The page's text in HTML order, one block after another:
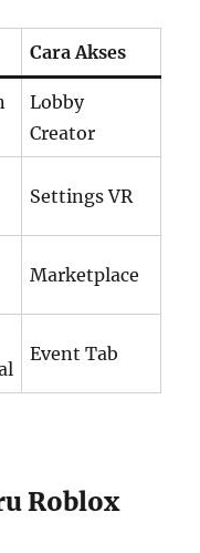
Cara Akses
Lobby
Creator
Settings VR
Marketplace
Event Tab
Roblox